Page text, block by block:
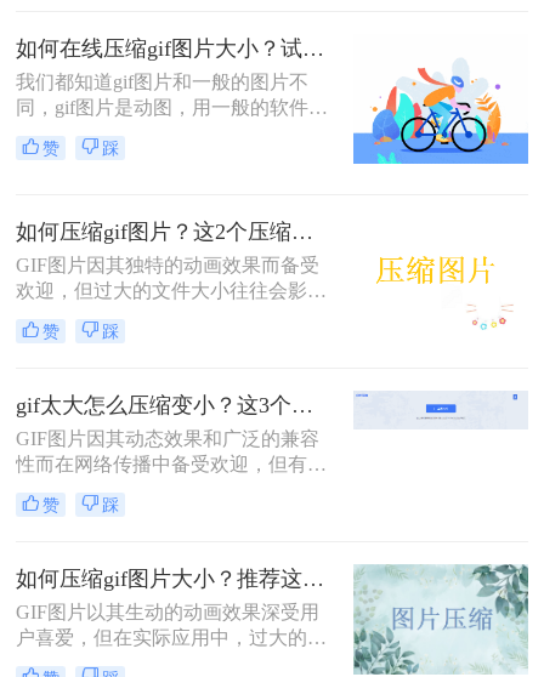
小呢？本文将介绍三种压缩GIF动图
大小的方法。
如何在线压缩gif图片大小？试试这个方法！
我们都知道gif图片和一般的图片不
同，gif图片是动图，用一般的软件压
缩gif图片，压缩完图片就不会动了，
所以压缩gif图片还真不是件简单的事
能找到很多在线压缩工具，可以实现
在线压缩gif图片大小，下面给大家推
荐一款在线压缩gif图片大小的工具，
赞 踩
如何压缩gif图片？这2个压缩方法快来学！
GIF图片因其独特的动画效果而备受
欢迎，但过大的文件大小往往会影响
加载速度和分享体验。那么如何压缩
gif图片呢？本文将介绍两种压缩GIF
件。
赞 踩
gif太大怎么压缩变小？这3个压缩方法快来学！
GIF图片因其动态效果和广泛的兼容
性而在网络传播中备受欢迎，但有时
过大的GIF文件会影响加载速度和用
户体验。那么gif太大怎么压缩变小
变小的方法，帮助读者轻松解决GIF
文件过大的问题。
赞 踩
如何压缩gif图片大小？推荐这4个压缩方法！
GIF图片以其生动的动画效果深受用
户喜爱，但在实际应用中，过大的文
件大小常常成为一大困扰。无论是为